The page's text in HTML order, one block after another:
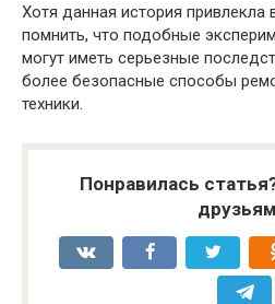
Хотя данная история привлекла
помнить, что подобные
могут иметь серьезные
более безопасные способы
техники.
Понравилась